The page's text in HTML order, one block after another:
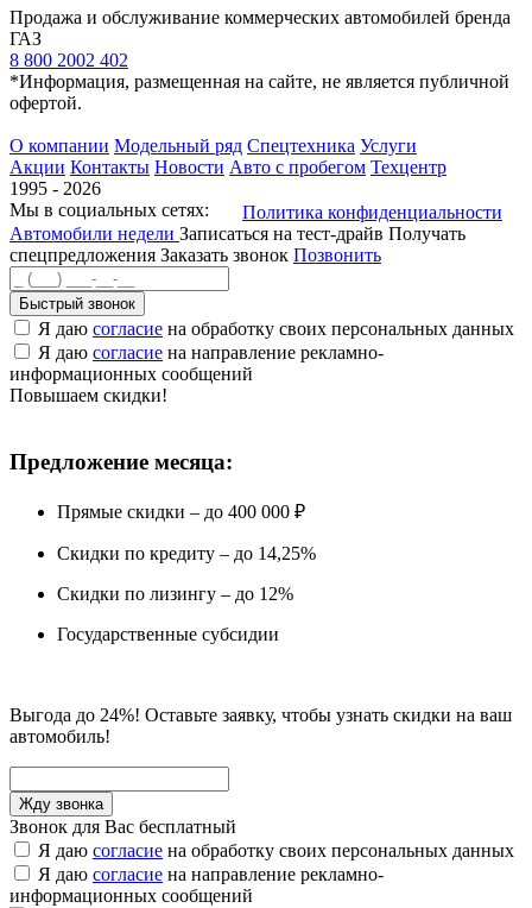
Продажа и обслуживание коммерческих автомобилей бренда
ГАЗ
8 800 2002 402
*Информация, размещенная на сайте, не является публичной
офертой.
О компании Модельный ряд Спецтехника Услуги
Акции Контакты Новости Авто с пробегом Техцентр
1995 - 2026
Мы в социальных сетях:
Политика конфиденциальности
Автомобили недели Записаться на тест-драйв Получать
спецпредложения Заказать звонок Позвонить
Быстрый звонок
Я даю согласие на обработку своих персональных данных
Я даю согласие на направление рекламно-
информационных сообщений
Повышаем скидки!
Предложение месяца:
Прямые скидки – до 400 000 ₽
Скидки по кредиту – до 14,25%
Скидки по лизингу – до 12%
Государственные субсидии
Выгода до 24%! Оставьте заявку, чтобы узнать скидки на ваш
автомобиль!
Звонок для Вас бесплатный
Я даю согласие на обработку своих персональных данных
Я даю согласие на направление рекламно-
информационных сообщений